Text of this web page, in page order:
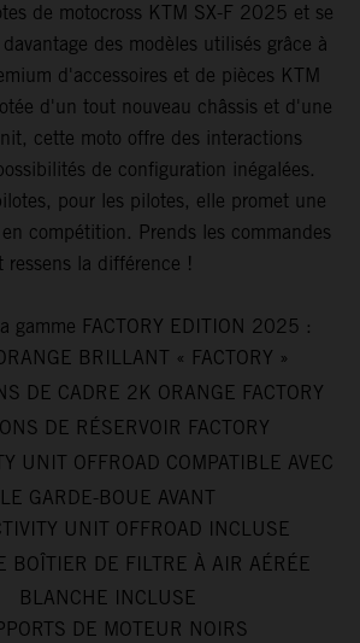
de motocross KTM SX-F 2025 et se
des modèles utilisés grâce à
d'accessoires et de pièces KTM
d'un tout nouveau châssis et d'une
cette moto offre des interactions
de configuration inégalées.
pour les pilotes, elle promet une
compétition. Prends les commandes
ressens la différence !
gamme FACTORY EDITION 2025 :
BRILLANT « FACTORY »
DE CADRE 2K ORANGE FACTORY
DE RÉSERVOIR FACTORY
UNIT OFFROAD COMPATIBLE AVEC
LE GARDE-BOUE AVANT
UNIT OFFROAD INCLUSE
BOÎTIER DE FILTRE À AIR AÉRÉE
BLANCHE INCLUSE
DE MOTEUR NOIRS